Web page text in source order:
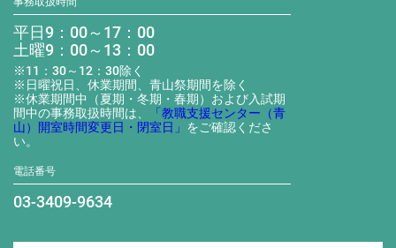
平日9：00～17：00
土曜9：00～13：00
※11：30～12：30除く
※日曜祝日、休業期間、青山祭期間を除く
※休業期間中（夏期・冬期・春期）および入試期
間中の事務取扱時間は、
「教職支援センター（青
山）開室時間変更日・閉室日」 をご確認くださ
い。
電話番号
03-3409-9634